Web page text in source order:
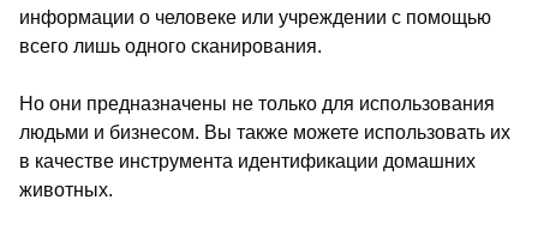
информации о человеке или учреждении с помощью
всего лишь одного сканирования.
Но они предназначены не только для использования
людьми и бизнесом. Вы также можете использовать их
в качестве инструмента идентификации домашних
животных.